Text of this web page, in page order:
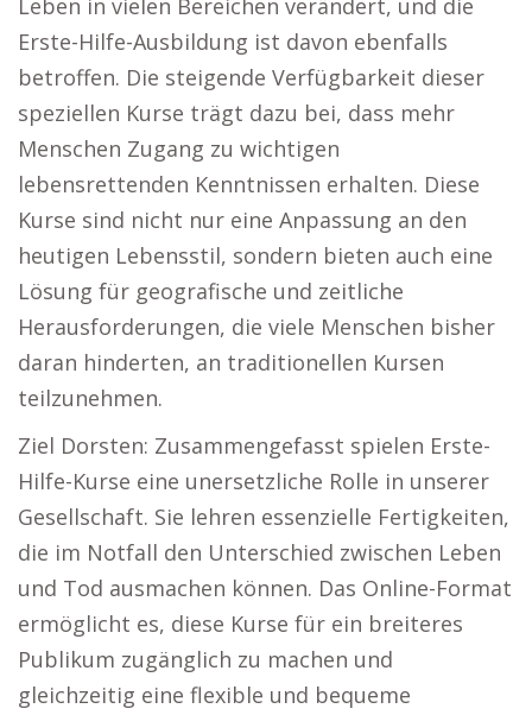
Leben in vielen Bereichen verändert, und die
Erste-Hilfe-Ausbildung ist davon ebenfalls
betroffen. Die steigende Verfügbarkeit dieser
speziellen Kurse trägt dazu bei, dass mehr
Menschen Zugang zu wichtigen
lebensrettenden Kenntnissen erhalten. Diese
Kurse sind nicht nur eine Anpassung an den
heutigen Lebensstil, sondern bieten auch eine
Lösung für geografische und zeitliche
Herausforderungen, die viele Menschen bisher
daran hinderten, an traditionellen Kursen
teilzunehmen.
Ziel Dorsten: Zusammengefasst spielen Erste-
Hilfe-Kurse eine unersetzliche Rolle in unserer
Gesellschaft. Sie lehren essenzielle Fertigkeiten,
die im Notfall den Unterschied zwischen Leben
und Tod ausmachen können. Das Online-Format
ermöglicht es, diese Kurse für ein breiteres
Publikum zugänglich zu machen und
gleichzeitig eine flexible und bequeme